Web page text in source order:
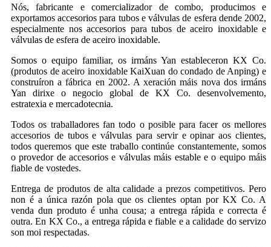
Nós, fabricante e comercializador de combo, producimos e
exportamos accesorios para tubos e válvulas de esfera dende 2002,
especialmente nos accesorios para tubos de aceiro inoxidable e
válvulas de esfera de aceiro inoxidable.
Somos o equipo familiar, os irmáns Yan estableceron KX Co.
(produtos de aceiro inoxidable KaiXuan do condado de Anping) e
construíron a fábrica en 2002. A xeración máis nova dos irmáns
Yan dirixe o negocio global de KX Co. desenvolvemento,
estratexia e mercadotecnia.
Todos os traballadores fan todo o posible para facer os mellores
accesorios de tubos e válvulas para servir e opinar aos clientes,
todos queremos que este traballo continúe constantemente, somos
o provedor de accesorios e válvulas máis estable e o equipo máis
fiable de vostedes.
Entrega de produtos de alta calidade a prezos competitivos. Pero
non é a única razón pola que os clientes optan por KX Co. A
venda dun produto é unha cousa; a entrega rápida e correcta é
outra. En KX Co., a entrega rápida e fiable e a calidade do servizo
son moi respectadas.